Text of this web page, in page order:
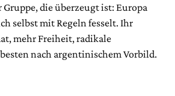
die überzeugt ist: Europa
selbst mit Regeln fesselt. Ihr
mehr Freiheit, radikale
nach argentinischem Vorbild.